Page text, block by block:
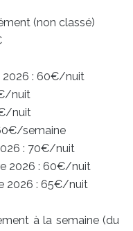
(non classé)
2026 : 60€/nuit
nuit
nuit
semaine
: 70€/nuit
2026 : 60€/nuit
2026 : 65€/nuit
à la semaine (du